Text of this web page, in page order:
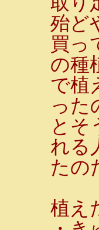
殆ど
買っ
の種
で植
った
とそ
れる
たの
植え